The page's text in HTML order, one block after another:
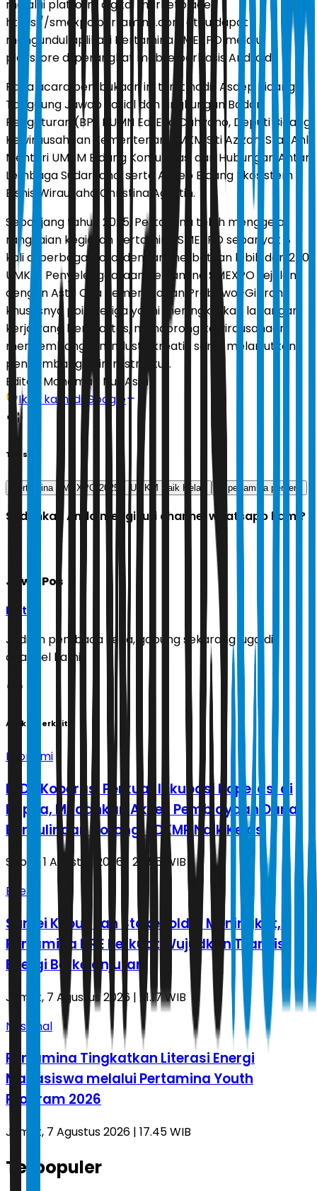
melalui platform digital marketplace
https://smexpo.pertamina.com atau dapat
mengundul aplikasi Pertamina SMEXPO melalui
playstore di perangkat mobile berbasis Android.
Pada acara pembukaan ini turut hadir Asdep Bidang
Tanggung Jawab Sosial dan Lingkungan Badan
Pengaturan (BP) BUMN Edi Eko Cahyono, Deputi Bidang
Kewirausahaan Kementerian UMKM Siti Azizah, Staf Ahli
Menteri UMKM Bidang Komunikasi dan Hubungan Antar
Lembaga Sudaryano, serta Asdep Bidang Ekosistem
Bisnis Wirausaha Christina Agustin.
Sepanjang tahun 2025, Pertamina telah menggelar
rangkaian kegiatan Pertamina SMEXPO sebanyak 8
kali di berbagai kota, dengan melibatkan lebih dari 250
UMKM. Penyelenggaraan Pertamina SMEXPO sejalan
dengan Asta Cita Pemerintahan Prabowo–Gibran,
khususnya poin ketiga yakni meningkatkan lapangan
kerja yang berkualitas, mendorong kewirausahaan,
mengembangkan industri kreatif, serta melanjutkan
pengembangan infrastruktur.
Editor: Mohamad Nur Asikin
Ikuti kami di Google
Tags
Pertamina SMEXPO 2025 UMKM Naik Kelas pt pertamina persero
Sudahkah Anda mengikuti channel whatsapp kami?
Jawa Pos
Ikuti
Jadilah pembaca setia, gabung sekarang juga di
channel kami!
Artikel Terkait
Ekonomi
LPDB Koperasi Perkuat Inkubasi Koperasi di
Papua, Mudahkan Akses Pembiayaan Dana
Bergulir dan Dorong KDKMP Naik Kelas
Sabtu, 1 Agustus 2026 | 20.55 WIB
Energi
Survei Kepuasan Stakeholder Meningkat,
Pertamina NRE Perkuat Wujudkan Transisi
Energi Berkelanjutan
Jumat, 7 Agustus 2026 | 21.17 WIB
Nasional
Pertamina Tingkatkan Literasi Energi
Mahasiswa melalui Pertamina Youth
Program 2026
Jumat, 7 Agustus 2026 | 17.45 WIB
Terpopuler